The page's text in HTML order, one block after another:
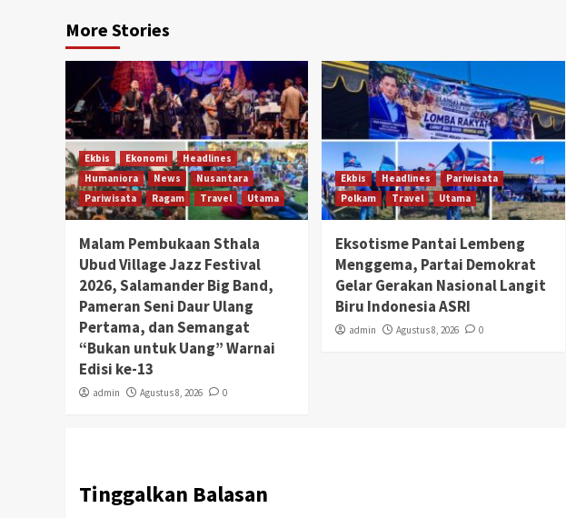
More Stories
Ekbis Ekonomi
Headlines
Humaniora
News
Nusantara
Pariwisata
Ragam Travel Utama
Malam Pembukaan Sthala
Ubud Village Jazz Festival
2026, Salamander Big Band,
Pameran Seni Daur Ulang
Pertama, dan Semangat
“Bukan untuk Uang” Warnai
Edisi ke-13
admin Agustus 8, 2026 0
Ekbis Headlines
Pariwisata
Polkam
Travel Utama
Eksotisme Pantai Lembeng
Menggema, Partai Demokrat
Gelar Gerakan Nasional Langit
Biru Indonesia ASRI
admin Agustus 8, 2026 0
Tinggalkan Balasan